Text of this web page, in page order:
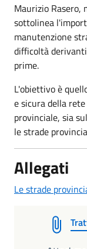
Maurizio Rasero,
sottolinea
manutenzione
difficoltà
prime.
L'obiettivo è
e sicura della
provinciale, sia
le strade
Allegati
Le strade